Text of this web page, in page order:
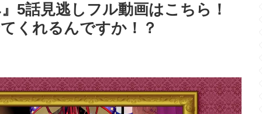
5話見逃しフル動画はこちら！
くれるんですか！？